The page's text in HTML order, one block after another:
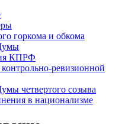
горкома и обкома
КПРФ
ревизионной
четвертого созыва
в национализме